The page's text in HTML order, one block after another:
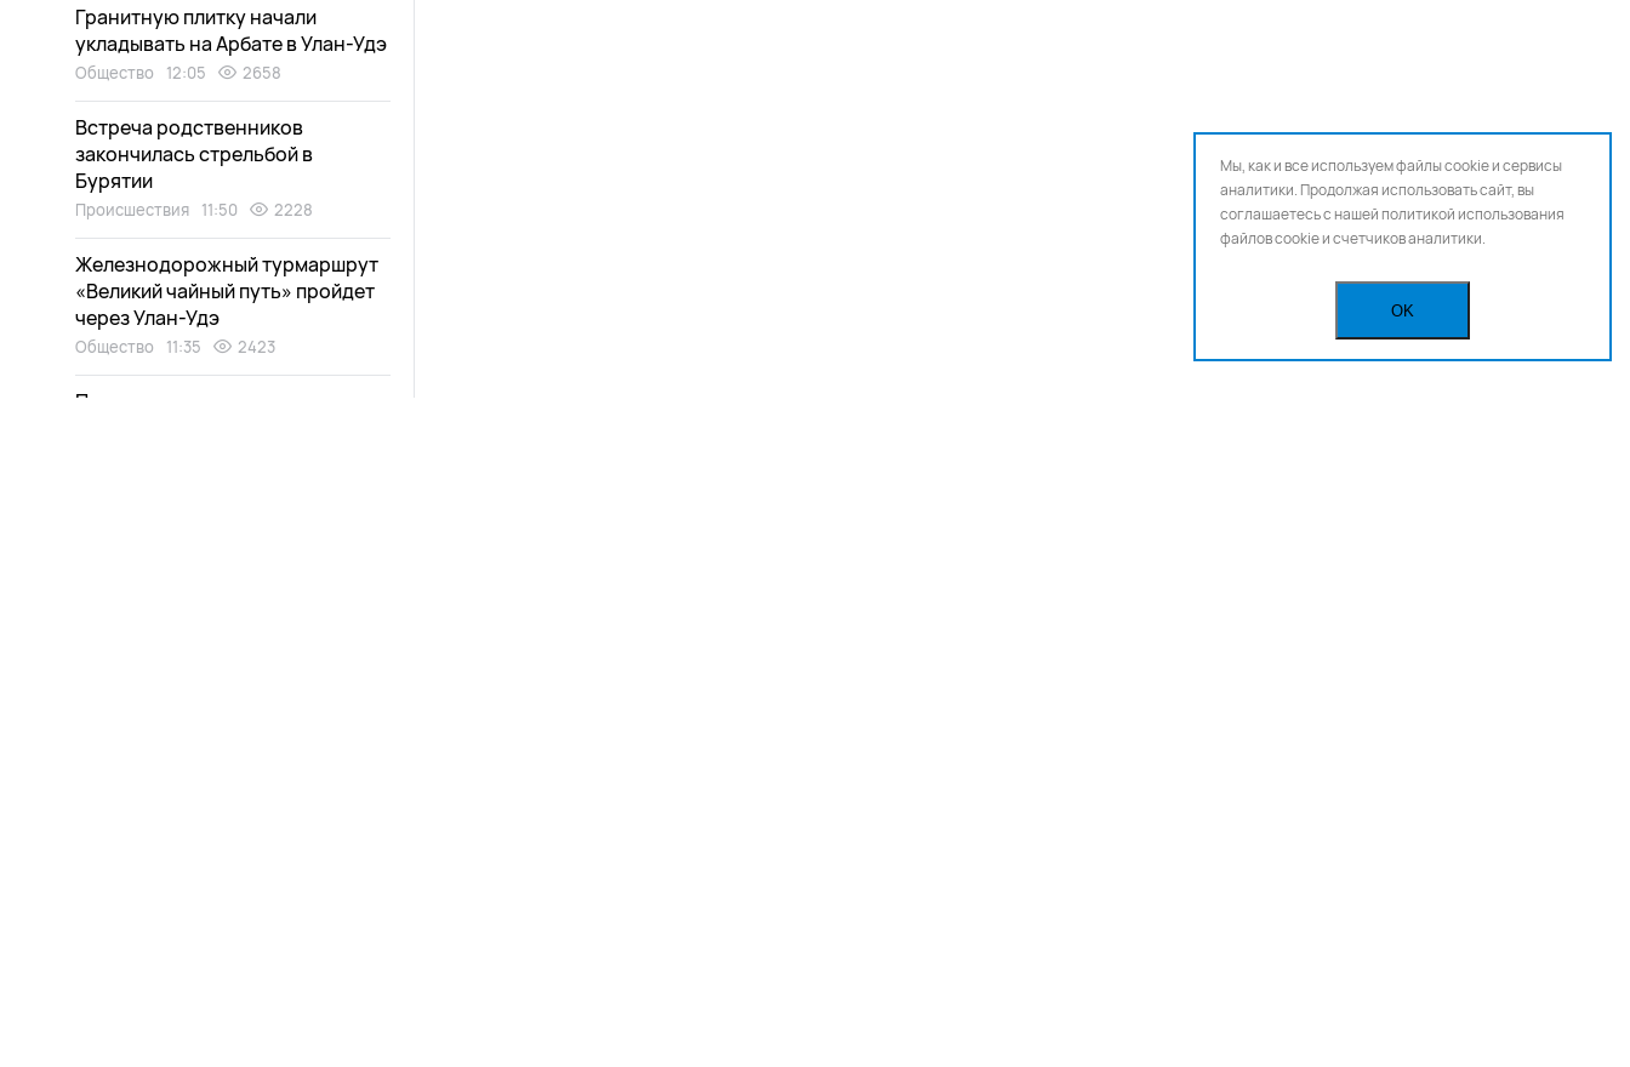
Гранитную плитку начали
укладывать на Арбате в Улан-Удэ
Общество 12:05 2658
Встреча родственников
закончилась стрельбой в
Бурятии
Происшествия 11:50 2228
Железнодорожный турмаршрут
«Великий чайный путь» пройдет
через Улан-Удэ
Общество 11:35 2423
Полмиллиона мальков
Мы, как и все используем файлы cookie и сервисы
аналитики. Продолжая использовать сайт, вы
соглашаетесь с нашейполитикой использования
файлов cookie и счетчиков аналитики.
OK